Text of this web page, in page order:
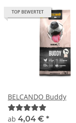
TOP BEWERTET
BELCANDO Buddy
ab 4,04 € *